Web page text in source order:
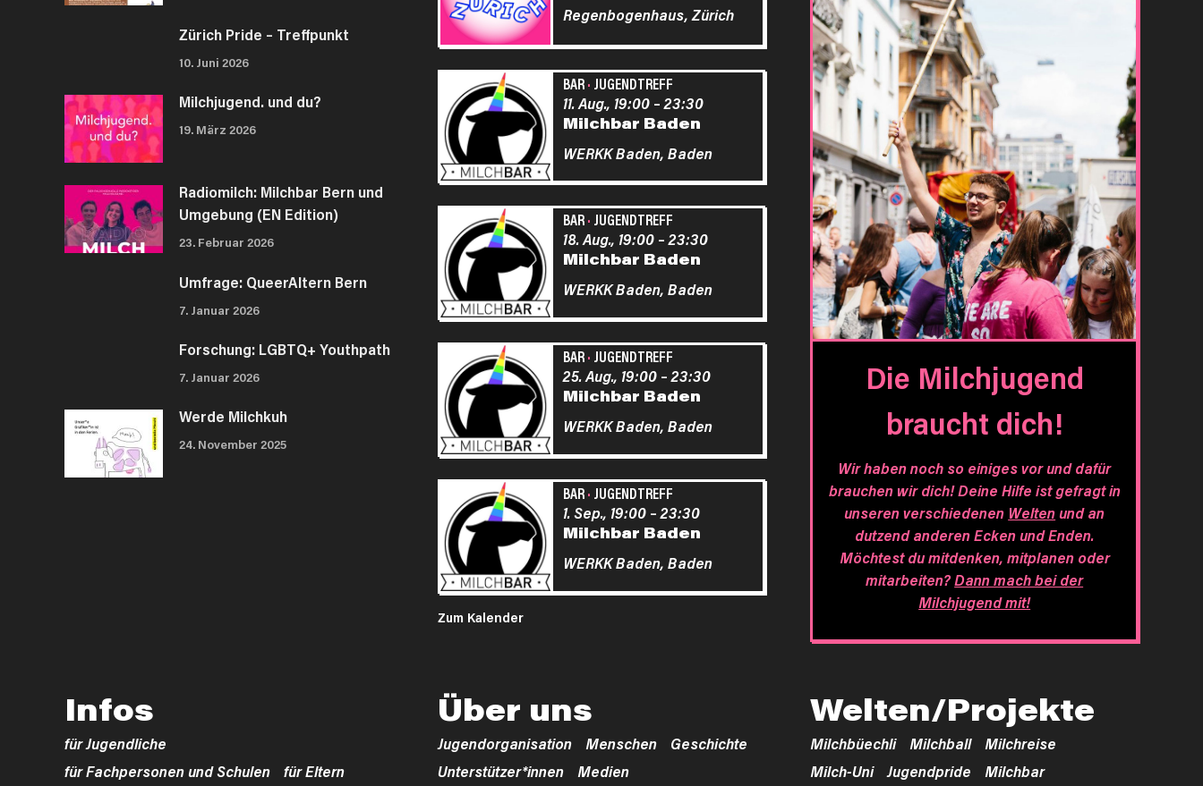
Zürich Pride – Treffpunkt
10. Juni 2026
Milchjugend. und du?
19. März 2026
Radiomilch: Milchbar Bern und
Umgebung (EN Edition)
23. Februar 2026
Umfrage: QueerAltern Bern
7. Januar 2026
Forschung: LGBTQ+ Youthpath
7. Januar 2026
Werde Milchkuh
24. November 2025
Regenbogenhaus,Zürich
BAR· JUGENDTREFF
Milchbar Baden
11. Aug., 19:00 –23:30
WERKK Baden,Baden
BAR· JUGENDTREFF
Milchbar Baden
18. Aug., 19:00 –23:30
WERKK Baden,Baden
BAR· JUGENDTREFF
Milchbar Baden
25. Aug., 19:00 –23:30
WERKK Baden,Baden
BAR· JUGENDTREFF
Milchbar Baden
1. Sep., 19:00 –23:30
WERKK Baden,Baden
Zum Kalender
Die Milchjugend
braucht dich!
Wir haben noch so einiges vor und dafür
brauchen wir dich! Deine Hilfe ist gefragt in
unseren verschiedenen Weltenund an
dutzend anderen Ecken und Enden.
Möchtest du mitdenken, mitplanen oder
mitarbeiten?Dann mach bei der
Milchjugend mit!
Infos
für Jugendliche
für Fachpersonen und Schulen
für Eltern
Über uns
Jugendorganisation Menschen
Geschichte
Unterstützer*innen
Medien
Welten/Projekte
Milchbüechli Milchball
Milchreise
Milch-Uni
Jugendpride Milchbar